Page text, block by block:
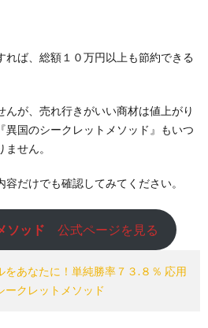
れば、総額１０万円以上も節約できる
んが、売れ行きがいい商材は値上がり
異国のシークレットメソッド』もいつ
せん。
だけでも確認してみてください。
ソッド 公式ページを見る
をあなたに！単純勝率７３.８％ 応用
ークレットメソッド